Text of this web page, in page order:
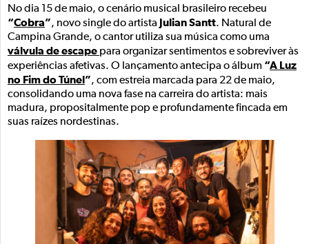
No dia 15 de maio, o cenário musical brasileiro recebeu
“Cobra”, novo single do artista Julian Santt. Natural de
Campina Grande, o cantor utiliza sua música como uma
válvula de escape para organizar sentimentos e sobreviver às
experiências afetivas. O lançamento antecipa o álbum “A Luz
no Fim do Túnel ”, com estreia marcada para 22 de maio,
consolidando uma nova fase na carreira do artista: mais
madura, propositalmente pop e profundamente fincada em
suas raízes nordestinas.